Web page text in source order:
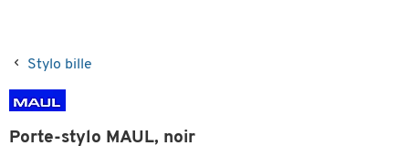
Stylo bille
Porte-stylo MAUL, noir